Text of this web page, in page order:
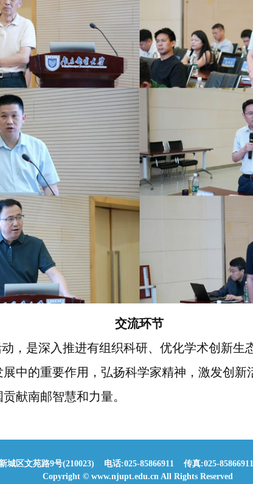
交流环节
，是深入推进有组织科研、优化学术创新
中的重要作用，弘扬科学家精神，激发创
献南邮智慧和力量。
城区文苑路9号(210023) 电话:025-85866911 传真:025-
Copyright © www.njupt.edu.cn All Rights Reserved